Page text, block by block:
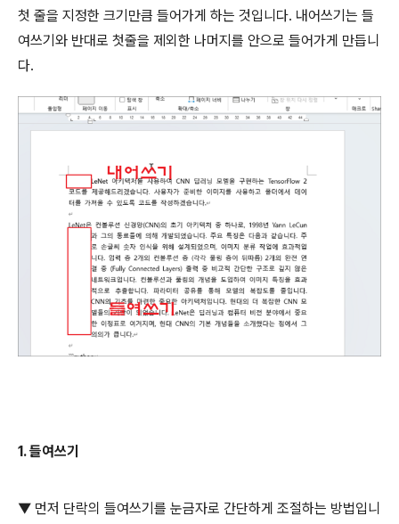
첫 줄을 지정한 크기만큼 들어가게 하는 것입니다. 내어쓰기는 들
여쓰기와 반대로 첫줄을 제외한 나머지를 안으로 들어가게 만듭니
다.
1.들여쓰기
▼ 먼저 단락의 들여쓰기를 눈금자로 간단하게 조절하는 방법입니